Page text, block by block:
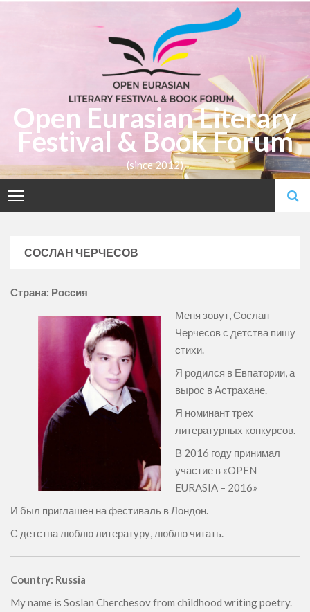
Open Eurasian Literary
Festival & Book Forum
(since 2012)
СОСЛАН ЧЕРЧЕСОВ
Страна: Россия
Меня зовут, Сослан
Черчесов с детства пишу
стихи.
Я родился в Евпатории, а
вырос в Астрахане.
Я номинант трех
литературных конкурсов.
В 2016 году принимал
участие в «OPEN
EURASIA – 2016»
И был приглашен на фестиваль в Лондон.
С детства люблю литературу, люблю читать.
Country: Russia
My name is Soslan Cherchesov from childhood writing poetry.